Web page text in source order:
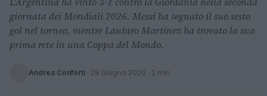
giornata dei Mondiali 2026. Messi ha segnato il suo sesto
gol nel torneo, mentre Lautaro Martinez ha trovato la sua
prima rete in una Coppa del Mondo.
Andrea Conforti · 28 Giugno 2026 · 2 min